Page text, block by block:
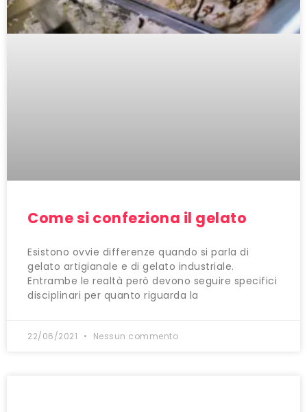
Come si confeziona il gelato
Esistono ovvie differenze quando si parla di
gelato artigianale e di gelato industriale.
Entrambe le realtà però devono seguire specifici
disciplinari per quanto riguarda la
22/06/2021 Nessun commento